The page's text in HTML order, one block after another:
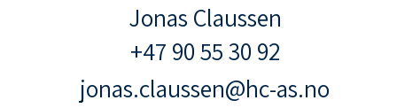
Jonas Claussen
+47 90 55 30 92
jonas.claussen@hc-as.no